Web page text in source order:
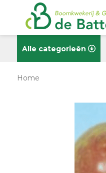
Alle categorieën
Home